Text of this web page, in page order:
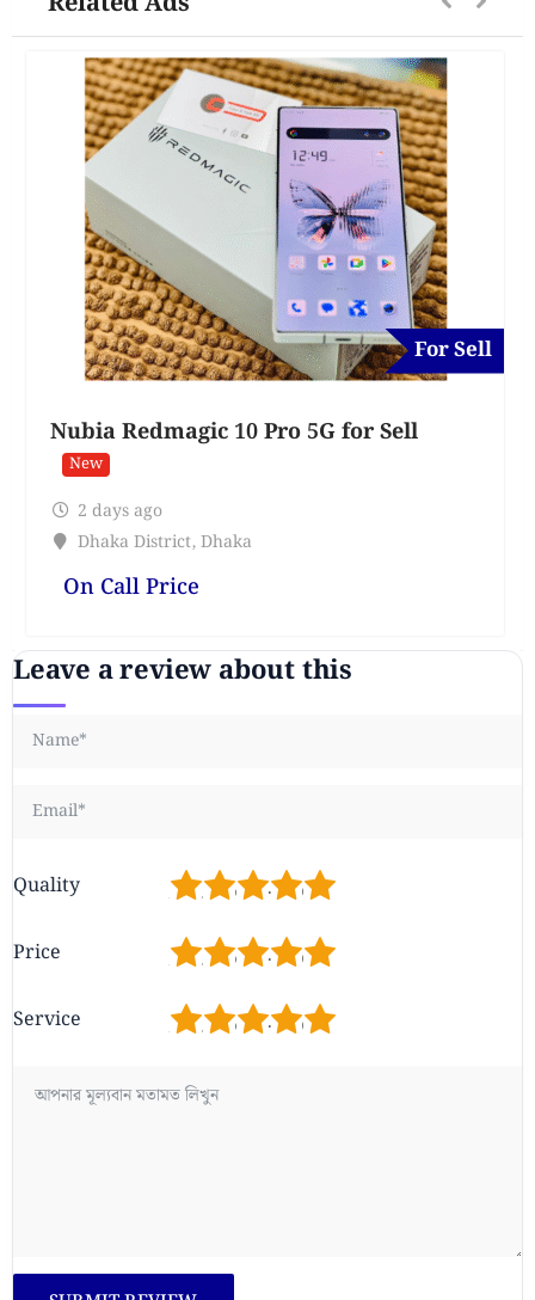
For Sell
Nubia Redmagic 10 Pro 5G for Sell
New
2 days ago
Dhaka District, Dhaka
On Call Price
Leave a review about this
Quality 5
4
3
2
Price 5
4
3
2
Service 5
4
3
2